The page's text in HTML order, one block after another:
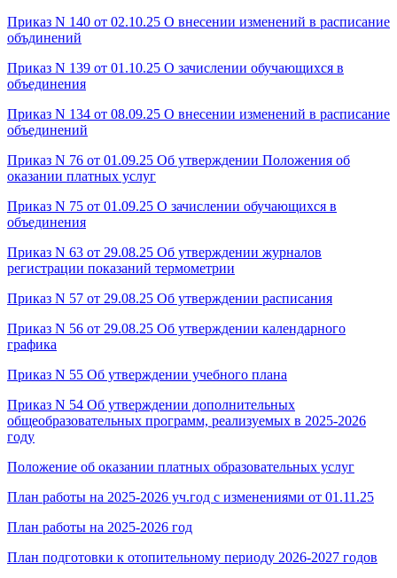
Приказ N 140 от 02.10.25 О внесении изменений в расписание
объдинений
Приказ N 139 от 01.10.25 О зачислении обучающихся в
объединения
Приказ N 134 от 08.09.25 О внесении изменений в расписание
объединений
Приказ N 76 от 01.09.25 Об утверждении Положения об
оказании платных услуг
Приказ N 75 от 01.09.25 О зачислении обучающихся в
объединения
Приказ N 63 от 29.08.25 Об утверждении журналов
регистрации показаний термометрии
Приказ N 57 от 29.08.25 Об утверждении расписания
Приказ N 56 от 29.08.25 Об утверждении календарного
графика
Приказ N 55 Об утверждении учебного плана
Приказ N 54 Об утверждении дополнительных
общеобразовательных программ, реализуемых в 2025-2026
году
Положение об оказании платных образовательных услуг
План работы на 2025-2026 уч.год с изменениями от 01.11.25
План работы на 2025-2026 год
План подготовки к отопительному периоду 2026-2027 годов